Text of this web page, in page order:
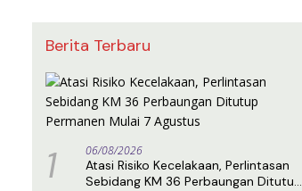
Berita Terbaru
1 06/08/2026
Atasi Risiko Kecelakaan, Perlintasan
Sebidang KM 36 Perbaungan Ditutup